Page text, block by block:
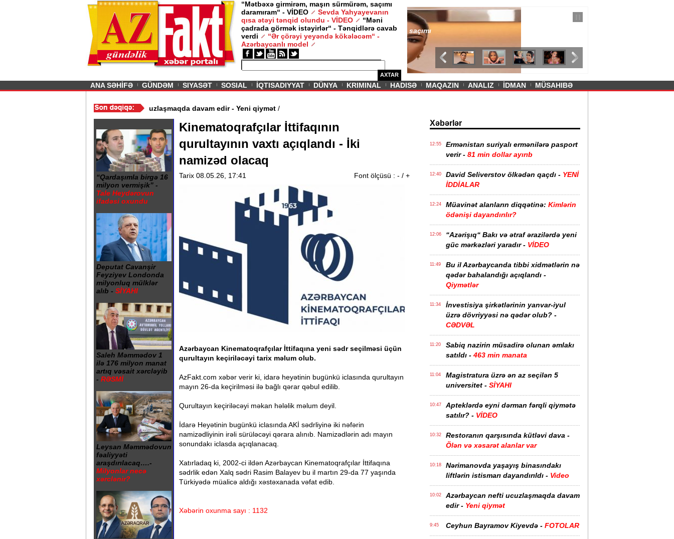
“Mətbəxə girmirəm, maşın sürmürəm, saçımı
daramıram“ - VİDEO
Sevda Yahyayevanın
qısa ətəyi tənqid olundu - VİDEO
“Məni
çadrada görmək istəyirlər“ - Tənqidlərə cavab
verdi
“Ər çörəyi yeyəndə kökələcəm“ -
Azərbaycanlı model
AXTAR
/ MAQAZIN /
— 11 İyul 2026
Sevda Yahyayevanın qısa ətəyi tənqid olundu -
VİDEO
Previous
ANA SƏHİFƏ GÜNDƏM SIYASƏT SOSIAL İQTISADIYYAT DÜNYA KRIMINAL HADISƏ MAQAZIN ANALIZ İDMAN MÜSAHIBƏ
dayandırıldı - Video/Azərbaycan nefti ucuzlaşmaqda davam edir - Yeni qiymət
“Qardaşımla birgə 16
milyon vermişik” -
Tale Heydərovun
ifadəsi oxundu
Deputat Cavanşir
Feyziyev Londonda
milyonluq mülklər
alıb - SİYAHI
Saleh Məmmədov 1
ilə 176 milyon manat
artıq vəsait xərcləyib
- RƏSMİ
Leysan Məmmədovun
fəaliyyəti
araşdırılacaq….-
Milyonlar necə
xərclənir?
Kinematoqrafçılar İttifaqının
qurultayının vaxtı açıqlandı - İki
namizəd olacaq
Tarix 08.05.26, 17:41 Font ölçüsü : - / +
Azərbaycan Kinematoqrafçılar İttifaqına yeni sədr seçilməsi üçün
qurultayın keçiriləcəyi tarix məlum olub.
AzFakt.com xəbər verir ki, idarə heyətinin bugünkü iclasında qurultayın
mayın 26-da keçirilməsi ilə bağlı qərar qəbul edilib.
Qurultayın keçiriləcəyi məkan hələlik məlum deyil.
İdarə Heyətinin bugünkü iclasında AKİ sədrliyinə iki nəfərin
namizədliyinin irəli sürüləcəyi qərara alınıb. Namizədlərin adı mayın
sonundakı iclasda açıqlanacaq.
Xatırladaq ki, 2002-ci ildən Azərbaycan Kinematoqrafçılar İttifaqına
sədrlik edən Xalq sədri Rasim Balayev bu il martın 29-da 77 yaşında
Türkiyədə müalicə aldığı xəstəxanada vəfat edib.
Xəbərin oxunma sayı : 1132
Xəbərlər
12:55
Ermənistan suriyalı ermənilərə pasport
verir - 81 min dollar ayırıb
12:40 David Seliverstov ölkədən qaçdı - YENİ
İDDİALAR
12:24 Müavinət alanların diqqətinə: Kimlərin
ödənişi dayandırılır?
12:06
“Azərişıq“ Bakı və ətraf ərazilərdə yeni
güc mərkəzləri yaradır - VİDEO
11:49
Bu il Azərbaycanda tibbi xidmətlərin nə
qədər bahalandığı açıqlandı -
Qiymətlər
11:34
İnvestisiya şirkətlərinin yanvar-iyul
üzrə dövriyyəsi nə qədər olub? -
CƏDVƏL
11:20
Sabiq nazirin müsadirə olunan əmlakı
satıldı - 463 min manata
11:04
Magistratura üzrə ən az seçilən 5
universitet - SİYAHI
10:47
Apteklərdə eyni dərman fərqli qiymətə
satılır? - VİDEO
10:32
Restoranın qarşısında kütləvi dava -
Ölən və xəsarət alanlar var
10:18
Nərimanovda yaşayış binasındakı
liftlərin istismarı dayandırıldı - Video
10:02
Azərbaycan nefti ucuzlaşmaqda davam
edir - Yeni qiymət
9:45 Ceyhun Bayramov Kiyevdə - FOTOLAR